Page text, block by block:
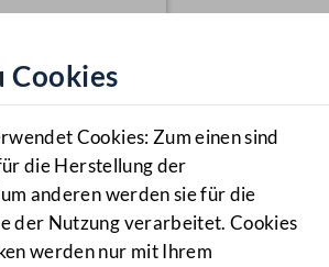
öffnen
Cookies
Cookies: Zum einen sind
die Herstellung der
anderen werden sie für die
der Nutzung verarbeitet. Cookies
werden nur mit Ihrem
NR
NR
BR